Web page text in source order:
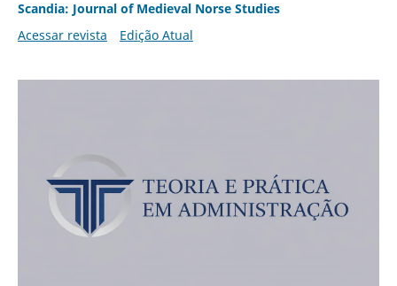
Scandia: Journal of Medieval Norse Studies
Acessar revista
Edição Atual